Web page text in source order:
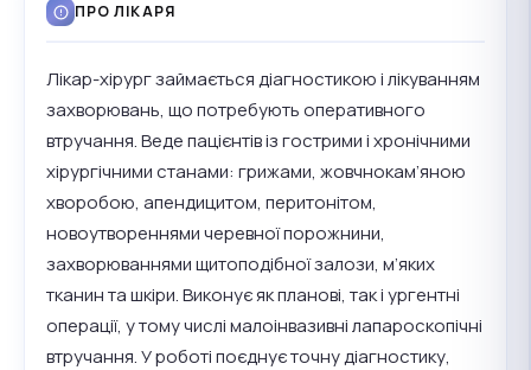
ПРО ЛІКАРЯ
Лікар-хірург займається діагностикою і лікуванням
захворювань, що потребують оперативного
втручання. Веде пацієнтів із гострими і хронічними
хірургічними станами: грижами, жовчнокам’яною
хворобою, апендицитом, перитонітом,
новоутвореннями черевної порожнини,
захворюваннями щитоподібної залози, м’яких
тканин та шкіри. Виконує як планові, так і ургентні
операції, у тому числі малоінвазивні лапароскопічні
втручання. У роботі поєднує точну діагностику,